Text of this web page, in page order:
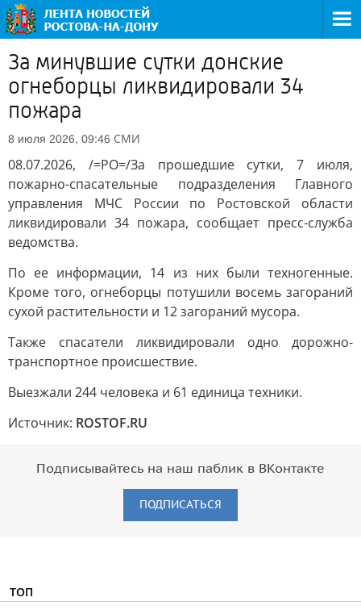
За минувшие сутки донские
огнеборцы ликвидировали 34
пожара
8 июля 2026, 09:46 СМИ
08.07.2026, /=РО=/За прошедшие сутки, 7 июля,
пожарно-спасательные подразделения Главного
управления МЧС России по Ростовской области
ликвидировали 34 пожара, сообщает пресс-служба
ведомства.
По ее информации, 14 из них были техногенные.
Кроме того, огнеборцы потушили восемь загораний
сухой растительности и 12 загораний мусора.
Также спасатели ликвидировали одно дорожно-
транспортное происшествие.
Выезжали 244 человека и 61 единица техники.
Источник: ROSTOF.RU
Подписывайтесь на наш паблик в ВКонтакте
ПОДПИСАТЬСЯ
ТОП